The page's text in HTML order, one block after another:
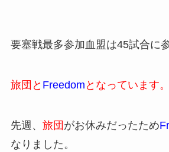
要塞戦最多参加血盟は45試合に参
旅団と Freedom となっています。
先週、 旅団 がお休みだったため
なりました。